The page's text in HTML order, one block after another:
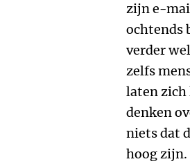
zijn e-
ochtends
verder
zelfs
laten zich
denken
niets dat
hoog zijn.